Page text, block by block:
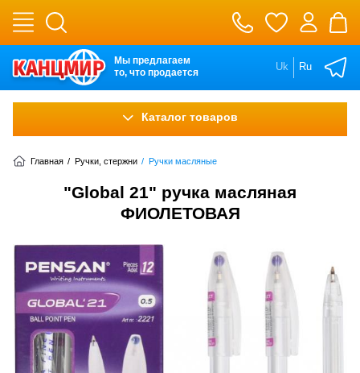
Мы предлагаем
то, что продается
Uk Ru
Каталог товаров
Главная / Ручки, стержни / Ручки масляные
"Global 21" ручка масляная
ФИОЛЕТОВАЯ